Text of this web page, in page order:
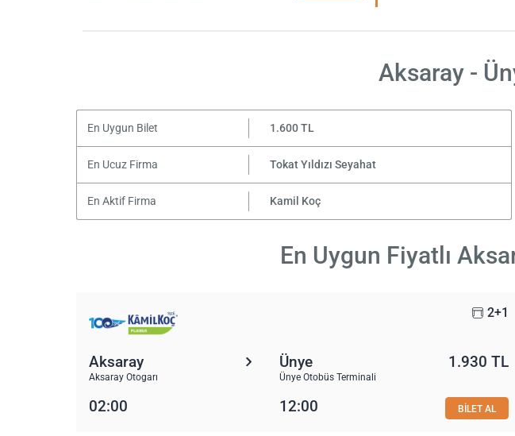
Aksaray -
En Uygun Bilet 1.600 TL
En Ucuz Firma Tokat Yıldızı Seyahat
En Aktif Firma Kamil Koç
En Uygun Fiyatlı
2+1
Aksaray
Aksaray Otogarı
Ünye
Ünye Otobüs Terminali
1.930 TL
02:00 12:00 BİLET AL